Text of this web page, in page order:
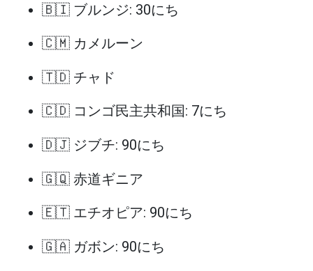
🇧🇮 ブルンジ: 30にち
🇨🇲 カメルーン
🇹🇩 チャド
🇨🇩 コンゴ民主共和国: 7にち
🇩🇯 ジブチ: 90にち
🇬🇶 赤道ギニア
🇪🇹 エチオピア: 90にち
🇬🇦 ガボン: 90にち